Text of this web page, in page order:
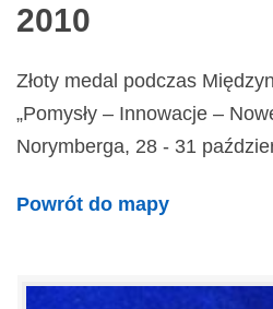
2010
Złoty medal podczas
„Pomysły – Innowacje –
Norymberga, 28 - 31
Powrót do mapy